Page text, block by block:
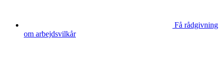
Få rådgivning
om arbejdsvilkår